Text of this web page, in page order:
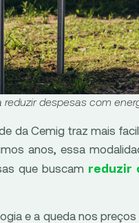
reduzir despesas com
da Cemig traz mais
anos, essa
que buscam reduzir
e a queda nos